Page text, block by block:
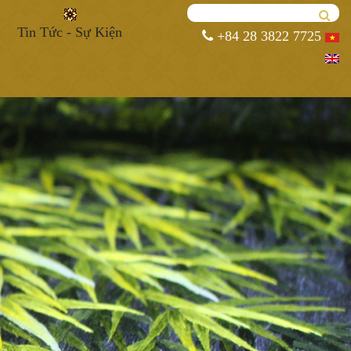
Tin Tức - Sự Kiện +84 28 3822 7725